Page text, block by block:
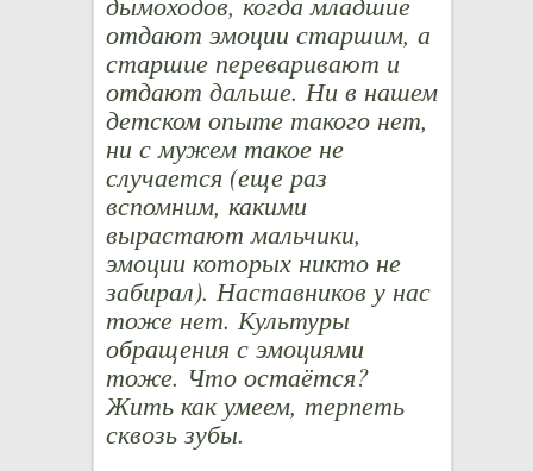
отдают эмоции старшим, а
старшие переваривают и
отдают дальше. Ни в нашем
детском опыте такого нет,
ни с мужем такое не
случается (еще раз
вспомним, какими
вырастают мальчики,
эмоции которых никто не
забирал). Наставников у нас
тоже нет. Культуры
обращения с эмоциями
тоже. Что остаётся?
Жить как умеем, терпеть
сквозь зубы.